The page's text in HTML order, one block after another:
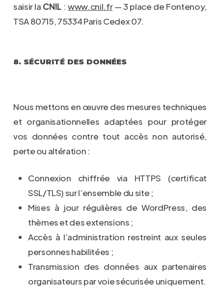
saisir la CNIL : www.cnil.fr— 3 place de Fontenoy,
TSA 80715, 75334 Paris Cedex 07.
8. SÉCURITÉ DES DONNÉES
Nous mettons en œuvre des mesures techniques
et organisationnelles adaptées pour protéger
vos données contre tout accès non autorisé,
perte ou altération :
Connexion chiffrée via HTTPS (certificat
SSL/TLS) sur l’ensemble du site ;
Mises à jour régulières de WordPress, des
thèmes et des extensions ;
Accès à l’administration restreint aux seules
personnes habilitées ;
Transmission des données aux partenaires
organisateurs par voie sécurisée uniquement.